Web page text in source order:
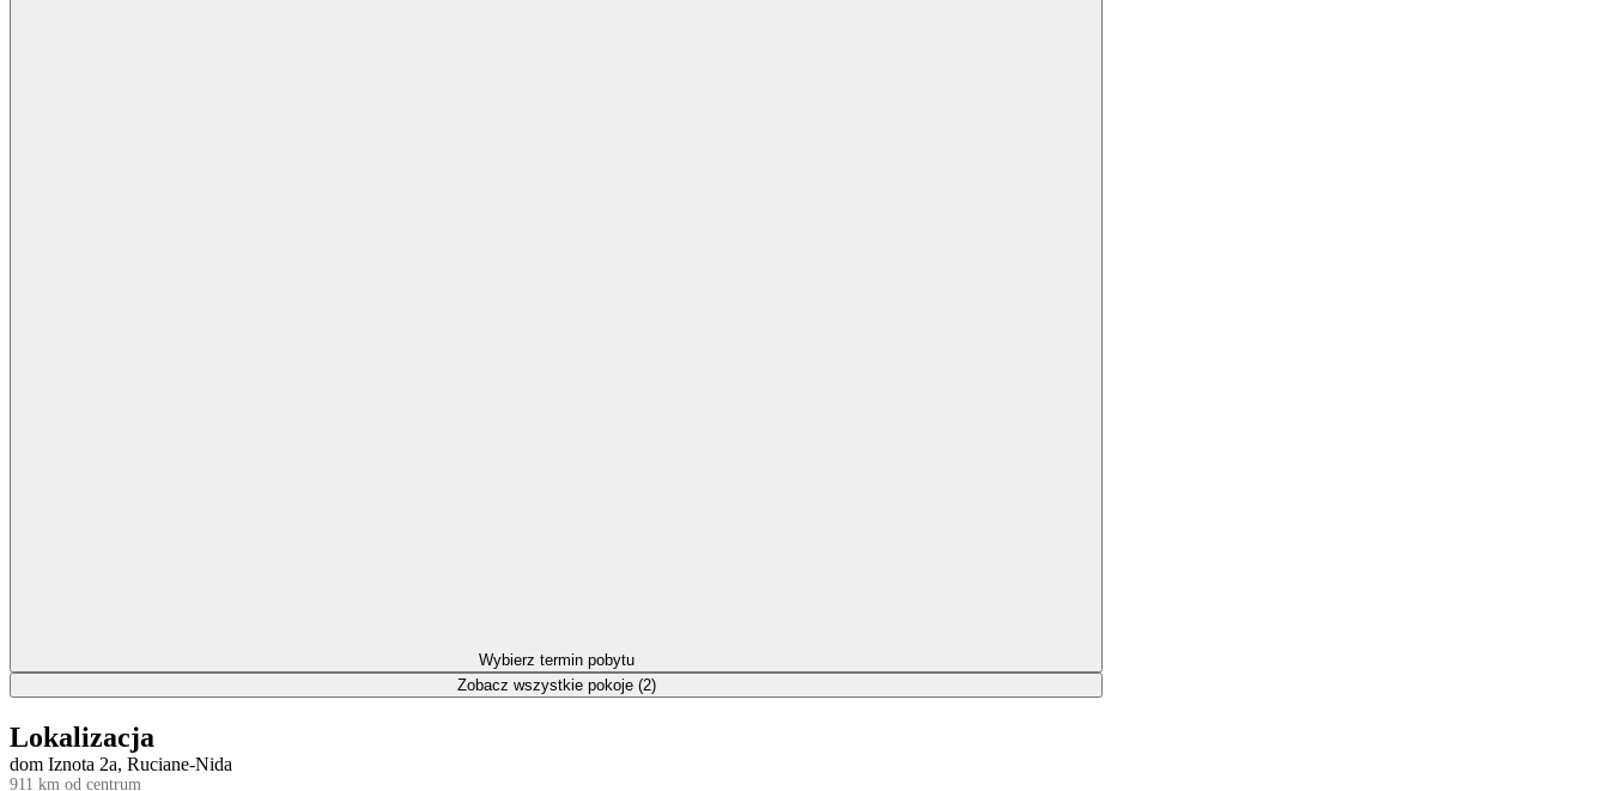
Lokalizacja
dom Iznota 2a, Ruciane-Nida
911 km od centrum
Wybierz termin pobytu
Zobacz wszystkie pokoje (2)